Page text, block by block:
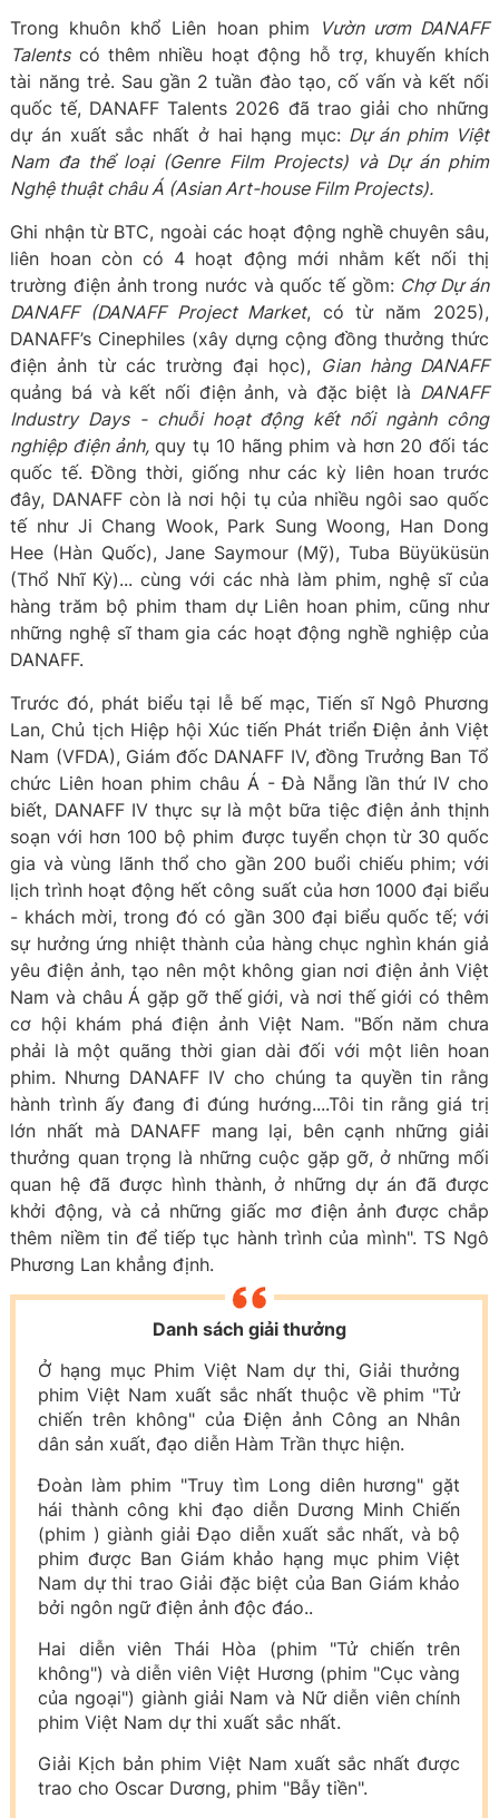
Trong khuôn khổ Liên hoan phim
Vườn ươm DANAFF
Talentscó thêm nhiều hoạt động hỗ trợ, khuyến khích
tài năng trẻ. Sau gần 2 tuần đào tạo, cố vấn và kết nối
quốc tế, DANAFF Talents 2026 đã trao giải cho những
dự án xuất sắc nhất ở hai hạng mục:Dự án phim Việt
Nam đa thể loại (Genre Film Projects) và Dự án phim
Nghệ thuật châu Á (Asian Art-house Film Projects).
Ghi nhận từ BTC, ngoài các hoạt động nghề chuyên sâu,
liên hoan còn có 4 hoạt động mới nhằm kết nối thị
trường điện ảnh trong nước và quốc tế gồm: Chợ Dự án
DANAFF (DANAFF Project Market, có từ năm 2025),
DANAFF’s Cinephiles (xây dựng cộng đồng thưởng thức
điện ảnh từ các trường đại học), Gian hàng DANAFF
quảng bá và kết nối điện ảnh, và đặc biệt là DANAFF
Industry Days - chuỗi hoạt động kết nối ngành công
nghiệp điện ảnh,quy tụ 10 hãng phim và hơn 20 đối tác
quốc tế. Đồng thời, giống như các kỳ liên hoan trước
đây, DANAFF còn là nơi hội tụ của nhiều ngôi sao quốc
tế như Ji Chang Wook, Park Sung Woong, Han Dong
Hee (Hàn Quốc), Jane Saymour (Mỹ), Tuba Büyüküsün
(Thổ Nhĩ Kỳ)... cùng với các nhà làm phim, nghệ sĩ của
hàng trăm bộ phim tham dự Liên hoan phim, cũng như
những nghệ sĩ tham gia các hoạt động nghề nghiệp của
DANAFF.
Trước đó, phát biểu tại lễ bế mạc, Tiến sĩ Ngô Phương
Lan, Chủ tịch Hiệp hội Xúc tiến Phát triển Điện ảnh Việt
Nam (VFDA), Giám đốc DANAFF IV, đồng Trưởng Ban Tổ
chức Liên hoan phim châu Á - Đà Nẵng lần thứ IV cho
biết, DANAFF IV thực sự là một bữa tiệc điện ảnh thịnh
soạn với hơn 100 bộ phim được tuyển chọn từ 30 quốc
gia và vùng lãnh thổ cho gần 200 buổi chiếu phim; với
lịch trình hoạt động hết công suất của hơn 1000 đại biểu
- khách mời, trong đó có gần 300 đại biểu quốc tế; với
sự hưởng ứng nhiệt thành của hàng chục nghìn khán giả
yêu điện ảnh, tạo nên một không gian nơi điện ảnh Việt
Nam và châu Á gặp gỡ thế giới, và nơi thế giới có thêm
cơ hội khám phá điện ảnh Việt Nam. "Bốn năm chưa
phải là một quãng thời gian dài đối với một liên hoan
phim. Nhưng DANAFF IV cho chúng ta quyền tin rằng
hành trình ấy đang đi đúng hướng....Tôi tin rằng giá trị
lớn nhất mà DANAFF mang lại, bên cạnh những giải
thưởng quan trọng là những cuộc gặp gỡ, ở những mối
quan hệ đã được hình thành, ở những dự án đã được
khởi động, và cả những giấc mơ điện ảnh được chắp
thêm niềm tin để tiếp tục hành trình của mình". TS Ngô
Phương Lan khẳng định.
Danh sách giải thưởng
Ở hạng mục Phim Việt Nam dự thi, Giải thưởng
phim Việt Nam xuất sắc nhất thuộc về phim "Tử
chiến trên không" của Điện ảnh Công an Nhân
dân sản xuất, đạo diễn Hàm Trần thực hiện.
Đoàn làm phim "Truy tìm Long diên hương" gặt
hái thành công khi đạo diễn Dương Minh Chiến
(phim ) giành giải Đạo diễn xuất sắc nhất, và bộ
phim được Ban Giám khảo hạng mục phim Việt
Nam dự thi trao Giải đặc biệt của Ban Giám khảo
bởi ngôn ngữ điện ảnh độc đáo..
Hai diễn viên Thái Hòa (phim "Tử chiến trên
không") và diễn viên Việt Hương (phim "Cục vàng
của ngoại") giành giải Nam và Nữ diễn viên chính
phim Việt Nam dự thi xuất sắc nhất.
Giải Kịch bản phim Việt Nam xuất sắc nhất được
trao cho Oscar Dương, phim "Bẫy tiền".